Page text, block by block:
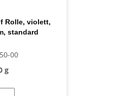
Rolle, violett,
standard
00
g